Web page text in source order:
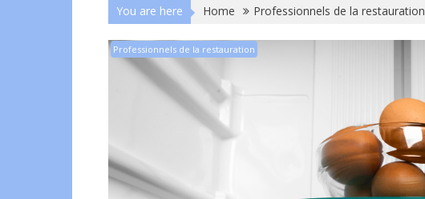
You are here Home Professionnels de la restauration
Professionnels de la restauration